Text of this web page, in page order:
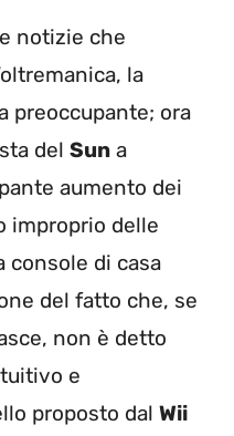
notizie che
la
preoccupante; ora
del Sun a
aumento dei
improprio delle
console di casa
del fatto che, se
non è detto
e
proposto dal Wii